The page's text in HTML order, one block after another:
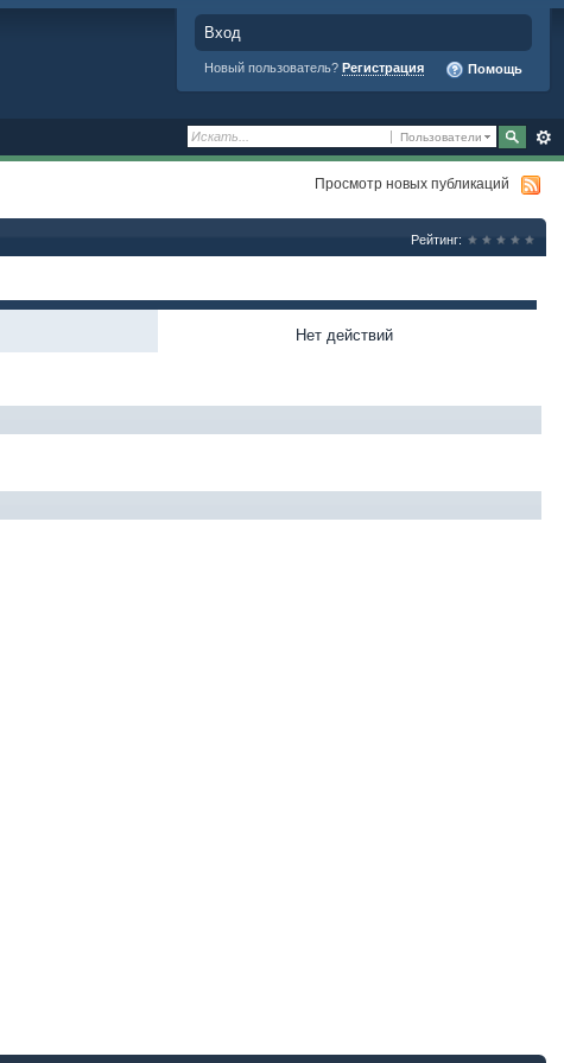
Вход
Новый пользователь? Регистрация Помощь
Пользователи
Просмотр новых публикаций
Рейтинг:
Нет действий